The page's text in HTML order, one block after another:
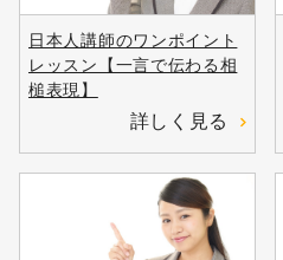
日本人講師のワンポイント
レッスン【一言で伝わる相
槌表現】
詳しく見る